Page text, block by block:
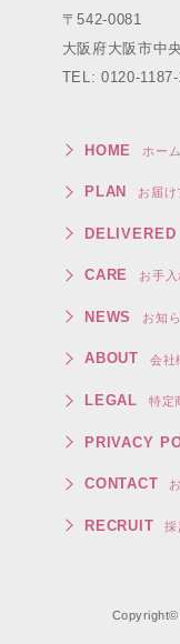
〒542-0081
大阪府大阪市中
TEL: 0120-
HOME ホーム
PLAN お届け
DELIVERED
CARE お手
NEWS お知
ABOUT 会社
LEGAL 特定
PRIVACY
CONTACT
RECRUIT 採
Copyright©